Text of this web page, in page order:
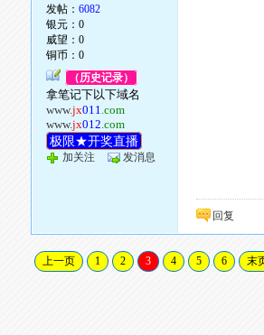
发帖：6082
银元：0
威望：0
铜币：0
（历史记录）
拿笔记下以下域名
www.jx011.com
www.jx012.com
极限★开奖直播
加关注 发消息
回复
上一页 1 2 3 4 5 6 末